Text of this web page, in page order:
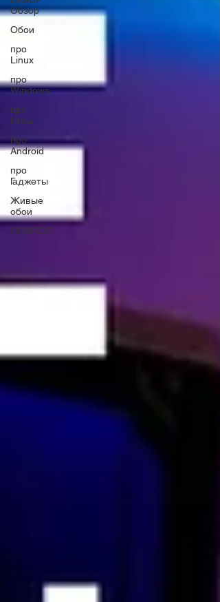
Обзор
Обои
про
Linux
про
Windows
про
Игры
про
Android
про
Гаджеты
Живые
обои
ОФФТОП